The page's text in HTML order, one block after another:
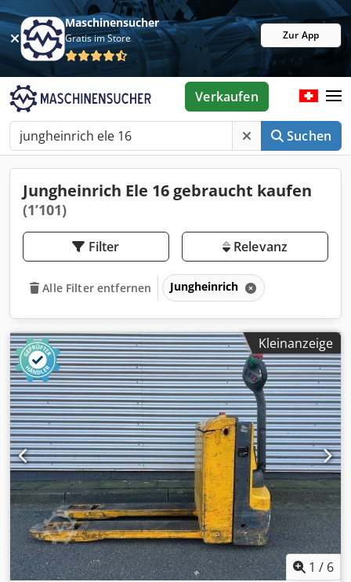
Maschinensucher
Gratis im Store Zur App
Suchen
Verkaufen
Jungheinrich Ele 16 gebraucht kaufen
(1’101)
Filter Relevanz
Alle Filter entfernen Jungheinrich
Kleinanzeige
1 / 6